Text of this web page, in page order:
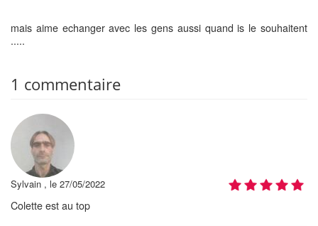
mais aime echanger avec les gens aussi quand is le souhaitent
.....
1 commentaire
Sylvain , le 27/05/2022
Colette est au top